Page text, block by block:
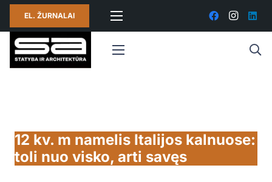
EL. ŽURNALAI
12 kv. m namelis Italijos kalnuose:
toli nuo visko, arti savęs